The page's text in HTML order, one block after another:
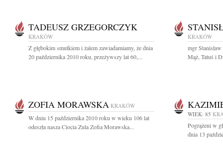
TADEUSZ GRZEGORCZYK
KRAKÓW
Z głębokim smutkiem i żalem zawiadamiamy, że dnia
20 października 2010 roku, przeżywszy lat 60,...
KRAKÓW
mgr
Mąż, Tatuś i
ZOFIA MORAWSKA KRAKÓW
W dniu 15 października 2010 roku w wieku 106 lat
odeszła nasza Ciocia Zula Zofia Morawska...
WIEK: 85
Pogrążeni w
dnia 13